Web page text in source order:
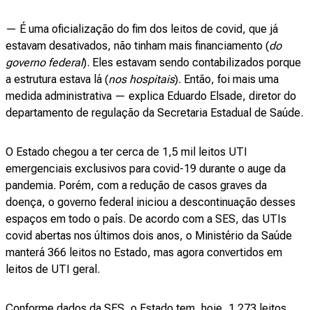
— É uma oficialização do fim dos leitos de covid, que já
estavam desativados, não tinham mais financiamento (do
governo federal). Eles estavam sendo contabilizados porque
a estrutura estava lá (nos hospitais). Então, foi mais uma
medida administrativa — explica Eduardo Elsade, diretor do
departamento de regulação da Secretaria Estadual de Saúde.
O Estado chegou a ter cerca de 1,5 mil leitos UTI
emergenciais exclusivos para covid-19 durante o auge da
pandemia. Porém, com a redução de casos graves da
doença, o governo federal iniciou a descontinuação desses
espaços em todo o país. De acordo com a SES, das UTIs
covid abertas nos últimos dois anos, o Ministério da Saúde
manterá 366 leitos no Estado, mas agora convertidos em
leitos de UTI geral.